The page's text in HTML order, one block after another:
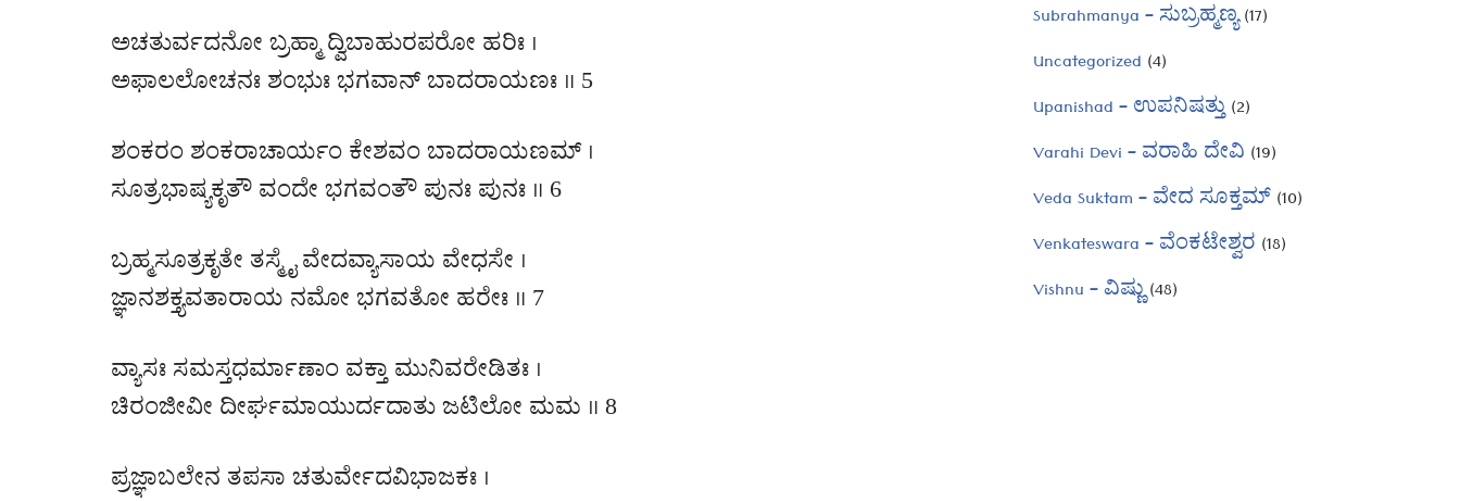
ಅಚತುರ್ವದನೋ ಬ್ರಹ್ಮಾ ದ್ವಿಬಾಹುರಪರೋ ಹರಿಃ ।
ಅಫಾಲಲೋಚನಃ ಶಂಭುಃ ಭಗವಾನ್ ಬಾದರಾಯಣಃ ॥ 5
ಶಂಕರಂ ಶಂಕರಾಚಾರ್ಯಂ ಕೇಶವಂ ಬಾದರಾಯಣಮ್ ।
ಸೂತ್ರಭಾಷ್ಯಕೃತೌ ವಂದೇ ಭಗವಂತೌ ಪುನಃ ಪುನಃ ॥ 6
ಬ್ರಹ್ಮಸೂತ್ರಕೃತೇ ತಸ್ಮೈ ವೇದವ್ಯಾಸಾಯ ವೇಧಸೇ ।
ಜ್ಞಾನಶಕ್ತ್ಯವತಾರಾಯ ನಮೋ ಭಗವತೋ ಹರೇಃ ॥ 7
ವ್ಯಾಸಃ ಸಮಸ್ತಧರ್ಮಾಣಾಂ ವಕ್ತಾ ಮುನಿವರೇಡಿತಃ ।
ಚಿರಂಜೀವೀ ದೀರ್ಘಮಾಯುರ್ದದಾತು ಜಟಿಲೋ ಮಮ ॥ 8
ಪ್ರಜ್ಞಾಬಲೇನ ತಪಸಾ ಚತುರ್ವೇದವಿಭಾಜಕಃ ।
Subrahmanya – ಸುಬ್ರಹ್ಮಣ್ಯ(17)
Uncategorized (4)
Upanishad – ಉಪನಿಷತ್ತು(2)
Varahi Devi – ವರಾಹಿ ದೇವಿ (19)
Veda Suktam – ವೇದ ಸೂಕ್ತಮ್(10)
Venkateswara – ವೆಂಕಟೇಶ್ವರ (18)
Vishnu – ವಿಷ್ಣು(48)